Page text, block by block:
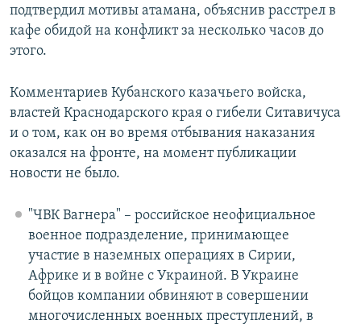
подтвердил мотивы атамана, объяснив расстрел в
кафе обидой на конфликт за несколько часов до
этого.
Комментариев Кубанского казачьего войска,
властей Краснодарского края о гибели Ситавичуса
и о том, как он во время отбывания наказания
оказался на фронте, на момент публикации
новости не было.
"ЧВК Вагнера" – российское неофициальное
военное подразделение, принимающее
участие в наземных операциях в Сирии,
Африке и в войне с Украиной. В Украине
бойцов компании обвиняют в совершении
многочисленных военных преступлений, в